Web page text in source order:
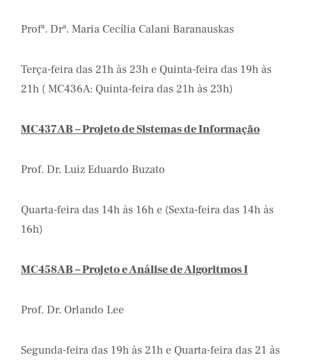
Profª. Drª. Maria Cecília Calani Baranauskas
Terça-feira das 21h às 23h e Quinta-feira das 19h às
21h ( MC436A: Quinta-feira das 21h às 23h)
MC437AB – Projeto de Sistemas de Informação
Prof. Dr. Luiz Eduardo Buzato
Quarta-feira das 14h às 16h e (Sexta-feira das 14h às
16h)
MC458AB – Projeto e Análise de Algoritmos I
Prof. Dr. Orlando Lee
Segunda-feira das 19h às 21h e Quarta-feira das 21 às